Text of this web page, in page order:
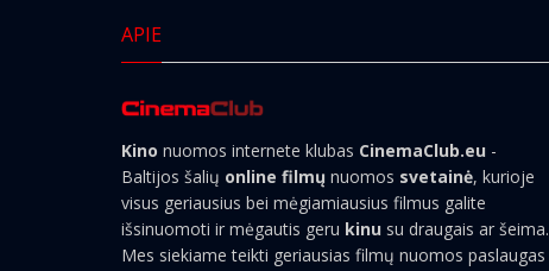
APIE
Kino nuomos internete klubas CinemaClub.eu -
Baltijos šalių online filmų nuomos svetainė, kurioje
visus geriausius bei mėgiamiausius filmus galite
išsinuomoti ir mėgautis geru kinu su draugais ar šeima.
Mes siekiame teikti geriausias filmų nuomos paslaugas